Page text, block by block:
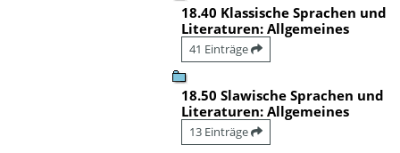
18.40 Klassische Sprachen und
Literaturen: Allgemeines
41 Einträge
18.50 Slawische Sprachen und
Literaturen: Allgemeines
13 Einträge